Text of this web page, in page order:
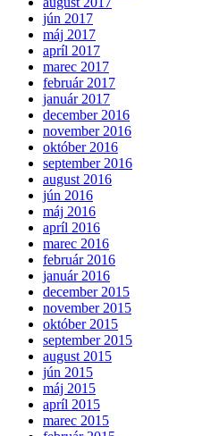
jún 2017
máj 2017
apríl 2017
marec 2017
február 2017
január 2017
december 2016
november 2016
október 2016
september 2016
august 2016
jún 2016
máj 2016
apríl 2016
marec 2016
február 2016
január 2016
december 2015
november 2015
október 2015
september 2015
august 2015
jún 2015
máj 2015
apríl 2015
marec 2015